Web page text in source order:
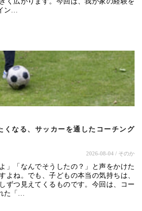
ン…
くなる、サッカーを通したコーチング
2026-08-04 / そのか
」「なんでそうしたの？」と声をかけた
よね。でも、子どもの本当の気持ちは、
ずつ見えてくるものです。今回は、コー
た「…